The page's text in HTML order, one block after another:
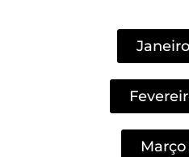
Março